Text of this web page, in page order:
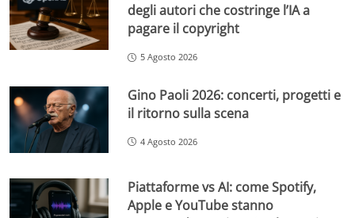
degli autori che costringe l’IA a
pagare il copyright
5 Agosto 2026
Gino Paoli 2026: concerti, progetti e
il ritorno sulla scena
4 Agosto 2026
Piattaforme vs AI: come Spotify,
Apple e YouTube stanno